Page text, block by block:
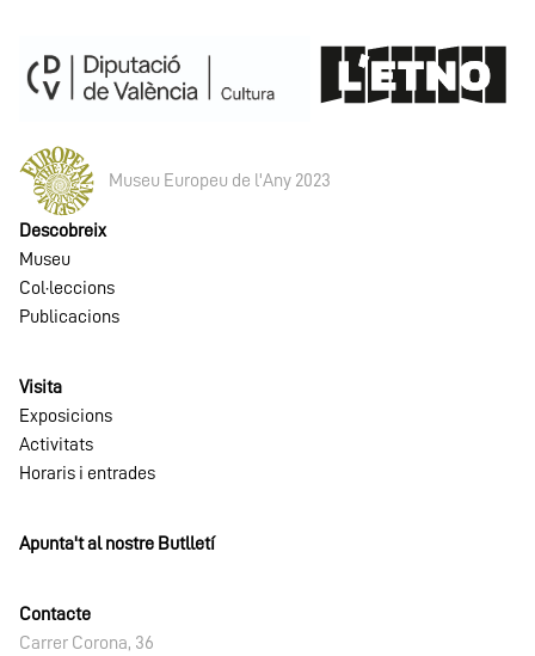
Museu Europeu de l'Any 2023
Descobreix
Museu
Col·leccions
Publicacions
Visita
Exposicions
Activitats
Horaris i entrades
Apunta't al nostre Butlletí
Contacte
Carrer Corona, 36